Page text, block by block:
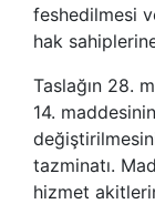
feshedilmesi
hak
Taslağın 28.
14.
tazminatı.
hizmet